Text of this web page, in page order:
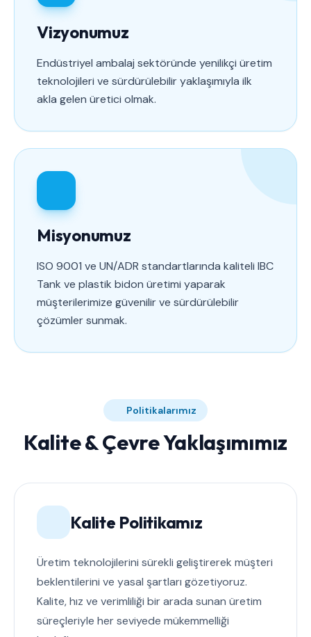
Vizyonumuz
Endüstriyel ambalaj sektöründe yenilikçi üretim
teknolojileri ve sürdürülebilir yaklaşımıyla ilk
akla gelen üretici olmak.
Misyonumuz
ISO 9001 ve UN/ADR standartlarında kaliteli IBC
Tank ve plastik bidon üretimi yaparak
müşterilerimize güvenilir ve sürdürülebilir
çözümler sunmak.
Politikalarımız
Kalite & Çevre Yaklaşımımız
Kalite Politikamız
Üretim teknolojilerini sürekli geliştirerek müşteri
beklentilerini ve yasal şartları gözetiyoruz.
Kalite, hız ve verimliliği bir arada sunan üretim
süreçleriyle her seviyede mükemmelliği